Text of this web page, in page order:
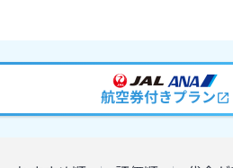
航空券付きプラン